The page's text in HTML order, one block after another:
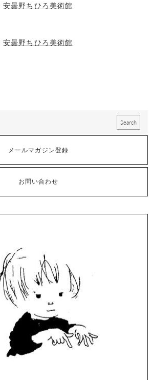
安曇野ちひろ美術館
安曇野ちひろ美術館
メールマガジン登録
お問い合わせ